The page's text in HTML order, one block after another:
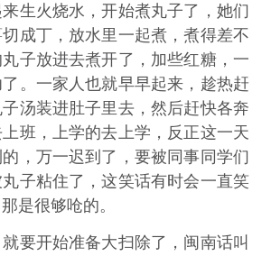
生火烧水，开始煮丸子了，她们
成丁，放水里一起煮，煮得差不
子放进去煮开了，加些红糖，一
。一家人也就早早起来，趁热赶
汤装进肚子里去，然后赶快各奔
班，上学的去上学，反正这一天
，万一迟到了，要被同事同学们
子粘住了，这笑话有时会一直笑
是很够呛的。
开始准备大扫除了，闽南话叫